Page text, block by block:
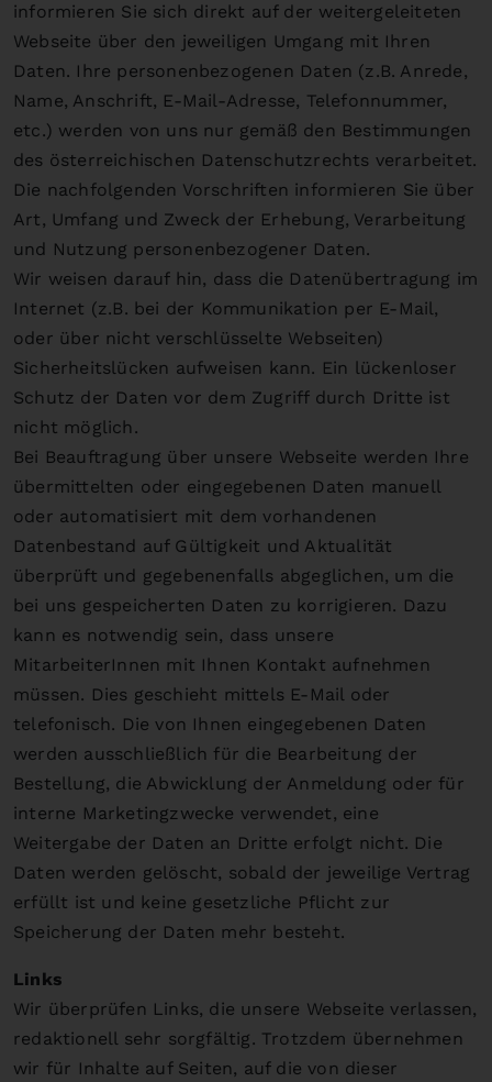
informieren Sie sich direkt auf der weitergeleiteten
Webseite über den jeweiligen Umgang mit Ihren
Daten. Ihre personenbezogenen Daten (z.B. Anrede,
Name, Anschrift, E-Mail-Adresse, Telefonnummer,
etc.) werden von uns nur gemäß den Bestimmungen
des österreichischen Datenschutzrechts verarbeitet.
Die nachfolgenden Vorschriften informieren Sie über
Art, Umfang und Zweck der Erhebung, Verarbeitung
und Nutzung personenbezogener Daten.
Wir weisen darauf hin, dass die Datenübertragung im
Internet (z.B. bei der Kommunikation per E-Mail,
oder über nicht verschlüsselte Webseiten)
Sicherheitslücken aufweisen kann. Ein lückenloser
Schutz der Daten vor dem Zugriff durch Dritte ist
nicht möglich.
Bei Beauftragung über unsere Webseite werden Ihre
übermittelten oder eingegebenen Daten manuell
oder automatisiert mit dem vorhandenen
Datenbestand auf Gültigkeit und Aktualität
überprüft und gegebenenfalls abgeglichen, um die
bei uns gespeicherten Daten zu korrigieren. Dazu
kann es notwendig sein, dass unsere
MitarbeiterInnen mit Ihnen Kontakt aufnehmen
müssen. Dies geschieht mittels E-Mail oder
telefonisch. Die von Ihnen eingegebenen Daten
werden ausschließlich für die Bearbeitung der
Bestellung, die Abwicklung der Anmeldung oder für
interne Marketingzwecke verwendet, eine
Weitergabe der Daten an Dritte erfolgt nicht. Die
Daten werden gelöscht, sobald der jeweilige Vertrag
erfüllt ist und keine gesetzliche Pflicht zur
Speicherung der Daten mehr besteht.
Links
Wir überprüfen Links, die unsere Webseite verlassen,
redaktionell sehr sorgfältig. Trotzdem übernehmen
wir für Inhalte auf Seiten, auf die von dieser